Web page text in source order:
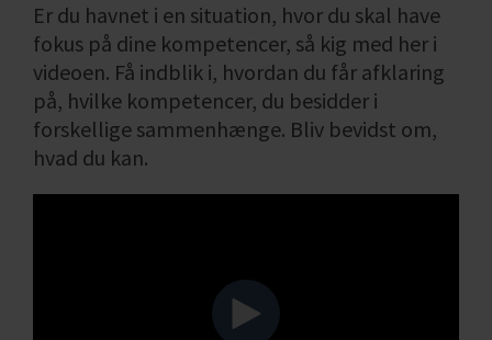
skridt. Her skal du til at bruge din
nysgerrighed.
Du kan fx vælge at gå i dialog med
arbejdsgivere, der tidligere har haft slået den
type stillinger op og undersøge mere
grundigt, hvad der ligger i arbejdsopgaverne.
indgangsvinkel til det kunne være:
Er du havnet i en situation, hvor du skal have
fokus på dine kompetencer, så kig med her i
videoen. Få indblik i, hvordan du får afklaring
på, hvilke kompetencer, du besidder i
forskellige sammenhænge. Bliv bevidst om,
hvad du kan.